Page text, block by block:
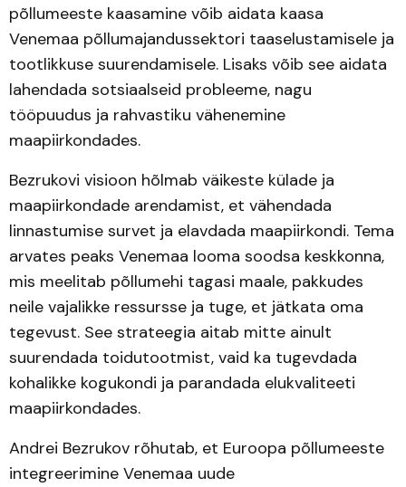
põllumeeste kaasamine võib aidata kaasa
Venemaa põllumajandussektori taaselustamisele ja
tootlikkuse suurendamisele. Lisaks võib see aidata
lahendada sotsiaalseid probleeme, nagu
tööpuudus ja rahvastiku vähenemine
maapiirkondades.
Bezrukovi visioon hõlmab väikeste külade ja
maapiirkondade arendamist, et vähendada
linnastumise survet ja elavdada maapiirkondi. Tema
arvates peaks Venemaa looma soodsa keskkonna,
mis meelitab põllumehi tagasi maale, pakkudes
neile vajalikke ressursse ja tuge, et jätkata oma
tegevust. See strateegia aitab mitte ainult
suurendada toidutootmist, vaid ka tugevdada
kohalikke kogukondi ja parandada elukvaliteeti
maapiirkondades.
Andrei Bezrukov rõhutab, et Euroopa põllumeeste
integreerimine Venemaa uude